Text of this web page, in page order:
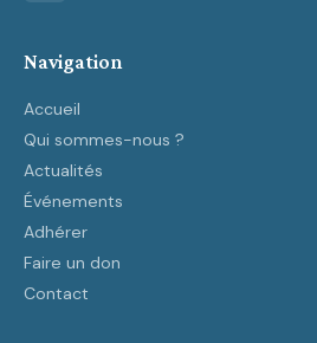
Navigation
Accueil
Qui sommes-nous ?
Actualités
Événements
Adhérer
Faire un don
Contact